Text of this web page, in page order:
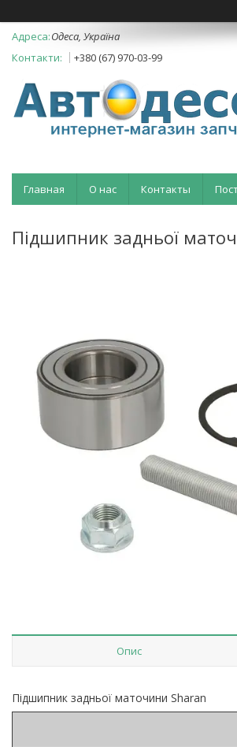
Одеса, Україна
+380 (67) 970-03-99
Главная О нас Контакты
Підшипник задньої
Опис
Підшипник задньої маточини Sharan